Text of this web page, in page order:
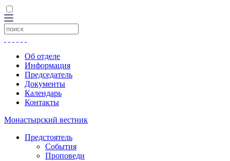
Об отделе
Информация
Председатель
Документы
Календарь
Контакты
Монастырский вестник
Предстоятель
События
Проповеди